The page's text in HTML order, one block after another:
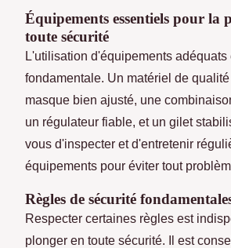
Équipements essentiels pour la
toute sécurité
L'utilisation d'équipements adéquats
fondamentale. Un matériel de
masque bien ajusté, une
un régulateur fiable, et un gilet
vous d'inspecter et d'entretenir
équipements pour éviter tout
Règles de sécurité
Respecter certaines règles est
plonger en toute sécurité. Il est